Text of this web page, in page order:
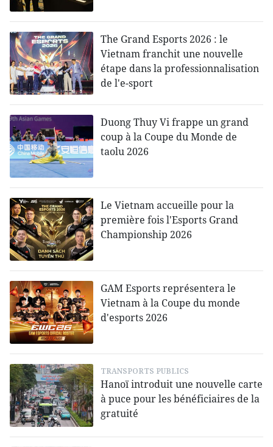
The Grand Esports 2026 : le
Vietnam franchit une nouvelle
étape dans la professionnalisation
de l'e-sport
Duong Thuy Vi frappe un grand
coup à la Coupe du Monde de
taolu 2026
Le Vietnam accueille pour la
première fois l'Esports Grand
Championship 2026
GAM Esports représentera le
Vietnam à la Coupe du monde
d'esports 2026
TRANSPORTS PUBLICS
Hanoï introduit une nouvelle carte
à puce pour les bénéficiaires de la
gratuité